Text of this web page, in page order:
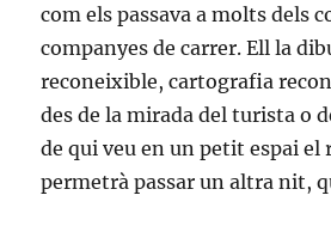
com els passava a molts dels
companyes de carrer. Ell la
reconeixible, cartografia
des de la mirada del turista o
de qui veu en un petit espai el
permetrà passar un altra nit,